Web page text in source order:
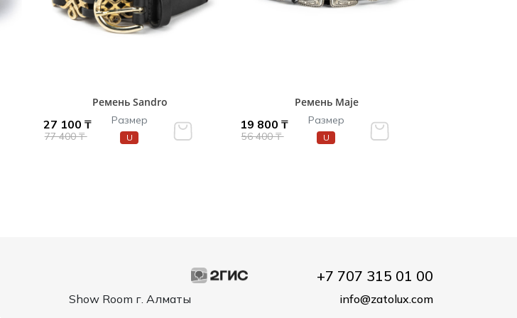
Ремень Sandro
27 100 ₸
77 400 ₸
Размер
U
Ремень Maje
19 800 ₸
56 400 ₸
Размер
U
Show Room г. Алматы
+7 707 315 01 00
info@zatolux.com